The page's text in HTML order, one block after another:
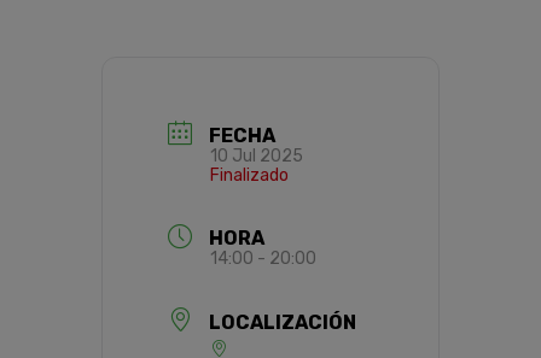
FECHA
10 Jul 2025
Finalizado
HORA
14:00 - 20:00
LOCALIZACIÓN